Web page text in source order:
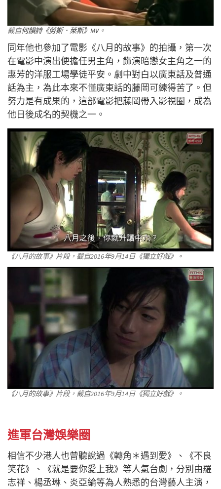
截自何韻詩《勞斯．萊斯》MV。
同年他也參加了電影《八月的故事》的拍攝，第一次
在電影中演出便擔任男主角，飾演暗戀女主角之一的
惠芳的洋服工場學徒平安。劇中對白以廣東話及普通
話為主，為此本來不懂廣東話的藤岡可練得苦了。但
努力是有成果的，這部電影把藤岡帶入影視圈，成為
他日後成名的契機之一。
《八月的故事》片段，截自2016年9月14日《獨立好戲》。
《八月的故事》片段，截自2016年9月14日《獨立好戲》。
進軍台灣娛樂圈
相信不少港人也曾聽說過《轉角＊遇到愛》、《不良
笑花》、《就是要你愛上我》等人氣台劇，分別由羅
志祥、楊丞琳、炎亞綸等為人熟悉的台灣藝人主演，